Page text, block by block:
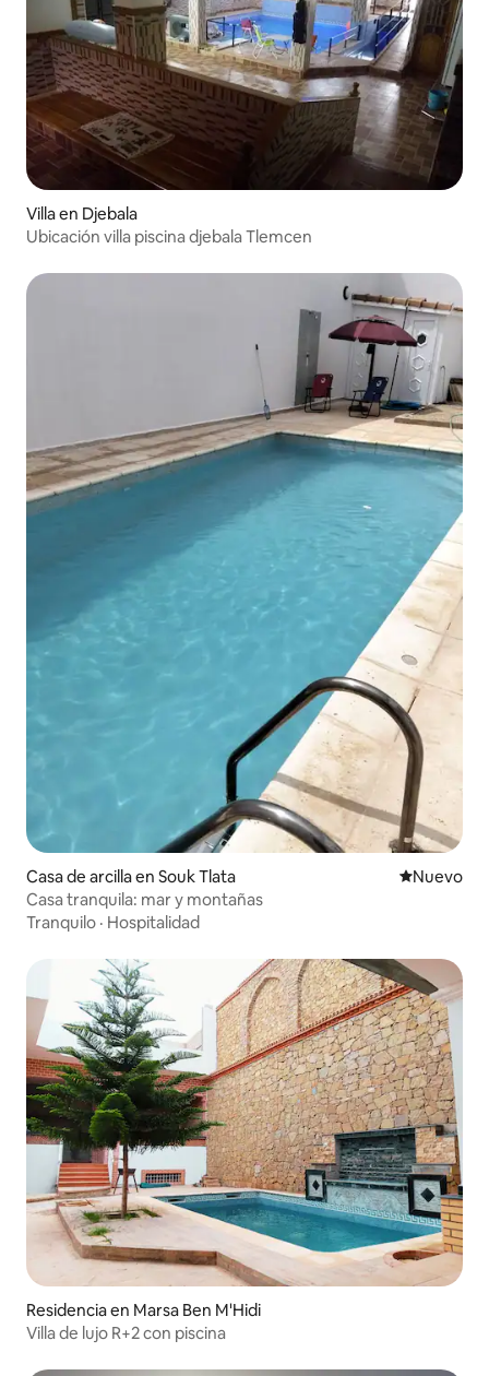
Villa en Djebala
Ubicación villa piscina djebala Tlemcen
Casa de arcilla en Souk Tlata Nuevo
Nuevo
Casa tranquila: mar y montañas
Tranquilo · Hospitalidad
Residencia en Marsa Ben M'Hidi
Villa de lujo R+2 con piscina